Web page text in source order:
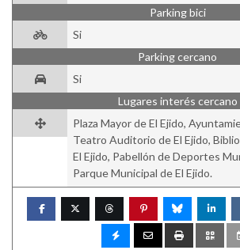
Parking bici
Si
Parking cercano
Si
Lugares interés cercano
Plaza Mayor de El Ejido,
Teatro Auditorio de El Ejido,
El Ejido, Pabellón de Deportes
Parque Municipal de El Ejido.